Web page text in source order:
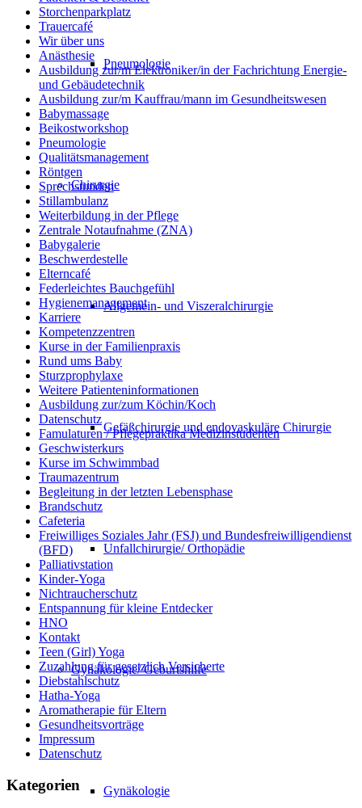
Pneumologie
Chirurgie
Allgemein- und Viszeralchirurgie
Gefäßchirurgie und endovaskuläre Chirurgie
Unfallchirurgie/ Orthopädie
Gynäkologie/ Geburtshilfe
Gynäkologie
Storchenparkplatz
Trauercafé
Wir über uns
Anästhesie
Ausbildung zur/m Elektroniker/in der Fachrichtung Energie-
und Gebäudetechnik
Ausbildung zur/m Kauffrau/mann im Gesundheitswesen
Babymassage
Beikostworkshop
Pneumologie
Qualitätsmanagement
Röntgen
Sprechstunden
Stillambulanz
Weiterbildung in der Pflege
Zentrale Notaufnahme (ZNA)
Babygalerie
Beschwerdestelle
Elterncafé
Federleichtes Bauchgefühl
Hygienemanagement
Karriere
Kompetenzzentren
Kurse in der Familienpraxis
Rund ums Baby
Sturzprophylaxe
Weitere Patienteninformationen
Ausbildung zur/zum Köchin/Koch
Datenschutz
Famulaturen / Pflegepraktika Medizinstudenten
Geschwisterkurs
Kurse im Schwimmbad
Traumazentrum
Begleitung in der letzten Lebensphase
Brandschutz
Cafeteria
Freiwilliges Soziales Jahr (FSJ) und Bundesfreiwilligendienst
(BFD)
Palliativstation
Kinder-Yoga
Nichtraucherschutz
Entspannung für kleine Entdecker
HNO
Kontakt
Teen (Girl) Yoga
Zuzahlung für gesetzlich Versicherte
Diebstahlschutz
Hatha-Yoga
Aromatherapie für Eltern
Gesundheitsvorträge
Impressum
Datenschutz
Kategorien